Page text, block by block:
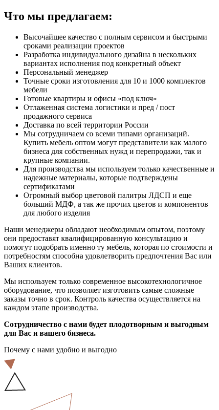
Что мы предлагаем:
Высочайшее качество с полным сервисом и быстрыми
сроками реализации проектов
Разработка индивидуального дизайна в нескольких
вариантах исполнения под конкретный объект
Персональный менеджер
Точные сроки изготовления для 10 и 1000 комплектов
мебели
Готовые квартиры и офисы «под ключ»
Отлаженная система логистики и пред / пост
продажного сервиса
Доставка по всей территории России
Мы сотрудничаем со всеми типами организаций.
Купить мебель оптом могут представители как малого
бизнеса для собственных нужд и перепродажи, так и
крупные компании.
Для производства мы используем только качественные и
надежные материалы, которые подтверждены
сертификатами
Огромный выбор цветовой палитры ЛДСП и еще
больший МДФ, а так же прочих цветов и компонентов
для любого изделия
Наши менеджеры обладают необходимым опытом, поэтому
они предоставят квалифицированную консультацию и
помогут подобрать именно ту мебель, которая по стоимости и
потребностям способна удовлетворить предпочтения Вас или
Ваших клиентов.
Мы используем только современное высокотехнологичное
оборудование, что позволяет изготовить самые сложные
заказы точно в срок. Контроль качества осуществляется на
каждом этапе производства.
Сотрудничество с нами будет плодотворным и выгодным
для Вас и вашего бизнеса.
Почему с нами удобно и выгодно